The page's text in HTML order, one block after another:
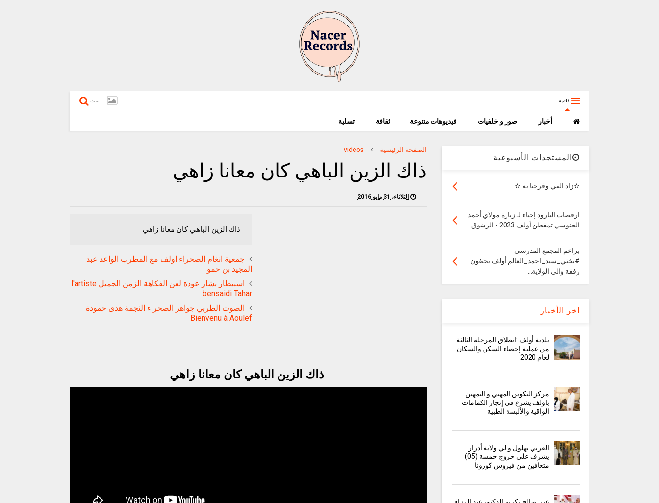
قائمة بحث
أخبار صور و خلفيات فيديوهات متنوعة ثقافة تسلية
الصفحة الرئيسية videos
ذاك الزين الباهي كان معانا زاهي
الثلاثاء، 31 مايو 2016
ذاك الزين الباهي كان معانا زاهي
جمعية انغام الصحراء اولف مع المطرب الواعد عبد
المجيد بن حمو
اسبيطار بشار عودة لفن الفكاهة الزمن الجميل l'artiste
bensaidi Tahar
الصوت الطربي جواهر الصحراء النجمة هدى حمودة
Bienvenu à Aoulef
ذاك الزين الباهي كان معانا زاهي
المستجدات الأسبوعية
✫زاد النبي وفرحنا به ✫
ارقصات البارود إحياء لـ زيارة مولاي أحمد
الخنوسي تمقطن أولف 2023 - الرشوق
براعم المجمع المدرسي
#بختي_سيد_احمد_العالم أولف يحتفون
رفقة والي الولاية...
اخر الأخبار
بلدية أولف :انطلاق المرحلة الثالثة
من عملية إحصاء السكن والسكان
لعام 2020
مركز التكوين المهني و التمهين
باولف يشرع في إنجاز الكمامات
الواقية والألبسة الطبية
العربي بهلول والي ولاية أدرار
يشرف على خروج خمسة (05)
متعافين من فيروس كورونا